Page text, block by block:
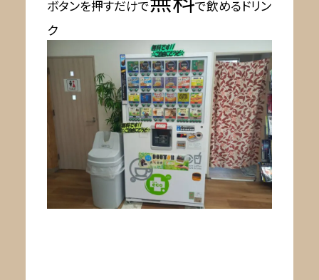
ボタンを押すだけで
で飲めるドリン
ク